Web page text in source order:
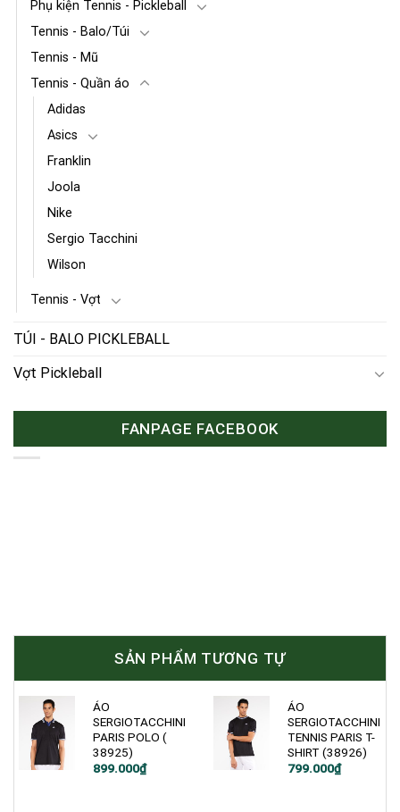
Phụ kiện Tennis - Pickleball
Tennis - Balo/Túi
Tennis - Mũ
Tennis - Quần áo
Adidas
Asics
Franklin
Joola
Nike
Sergio Tacchini
Wilson
Tennis - Vợt
TÚI - BALO PICKLEBALL
Vợt Pickleball
FANPAGE FACEBOOK
SẢN PHẨM TƯƠNG TỰ
ÁO
SERGIOTACCHINI
PARIS POLO (
38925)
899.000₫
ÁO
SERGIOTACCHINI
TENNIS PARIS T-
SHIRT (38926)
799.000₫